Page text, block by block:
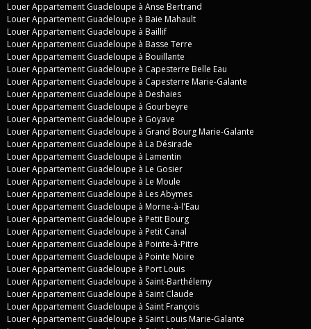
Louer Appartement Guadeloupe à Anse Bertrand
Louer Appartement Guadeloupe à Baie Mahault
Louer Appartement Guadeloupe à Baillif
Louer Appartement Guadeloupe à Basse Terre
Louer Appartement Guadeloupe à Bouillante
Louer Appartement Guadeloupe à Capesterre Belle Eau
Louer Appartement Guadeloupe à Capesterre Marie-Galante
Louer Appartement Guadeloupe à Deshaies
Louer Appartement Guadeloupe à Gourbeyre
Louer Appartement Guadeloupe à Goyave
Louer Appartement Guadeloupe à Grand Bourg Marie-Galante
Louer Appartement Guadeloupe à La Désirade
Louer Appartement Guadeloupe à Lamentin
Louer Appartement Guadeloupe à Le Gosier
Louer Appartement Guadeloupe à Le Moule
Louer Appartement Guadeloupe à Les Abymes
Louer Appartement Guadeloupe à Morne-à-l'Eau
Louer Appartement Guadeloupe à Petit Bourg
Louer Appartement Guadeloupe à Petit Canal
Louer Appartement Guadeloupe à Pointe-à-Pitre
Louer Appartement Guadeloupe à Pointe Noire
Louer Appartement Guadeloupe à Port Louis
Louer Appartement Guadeloupe à Saint-Barthélemy
Louer Appartement Guadeloupe à Saint Claude
Louer Appartement Guadeloupe à Saint François
Louer Appartement Guadeloupe à Saint Louis Marie-Galante